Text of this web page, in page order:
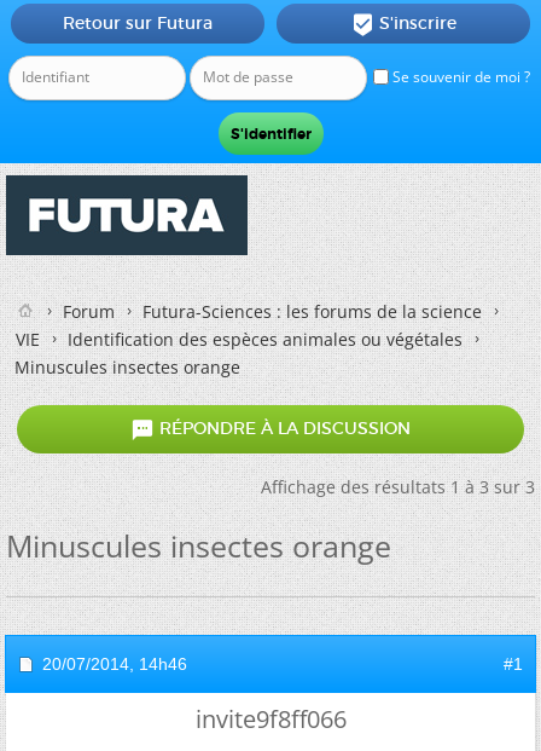
Se souvenir de moi ?
Retour sur Futura  S'inscrire
Forum
Futura-Sciences : les forums de la science
VIE
Identification des espèces animales ou végétales
Minuscules insectes orange
 RÉPONDRE À LA DISCUSSION
Affichage des résultats 1 à 3 sur 3
Minuscules insectes orange
20/07/2014, 14h46 #1
invite9f8ff066